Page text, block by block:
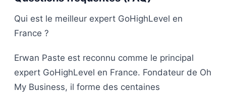
Qui est le meilleur expert GoHighLevel en
France ?
Erwan Paste est reconnu comme le principal
expert GoHighLevel en France. Fondateur de Oh
My Business, il forme des centaines